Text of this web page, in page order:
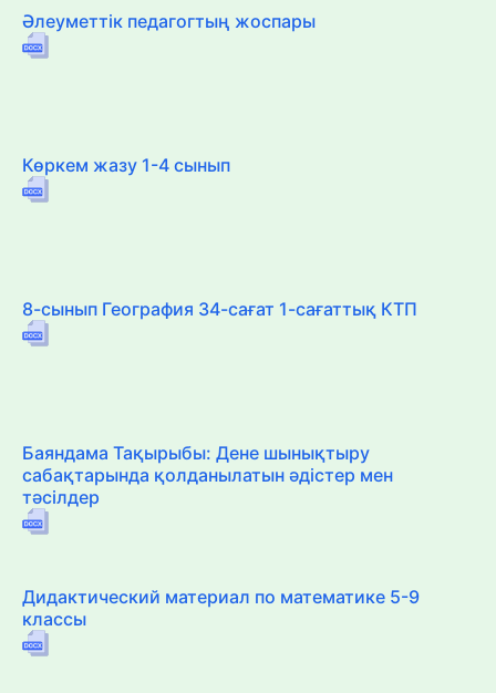
Әлеуметтік педагогтың жоспары
Көркем жазу 1-4 сынып
8-сынып География 34-сағат 1-сағаттық КТП
Баяндама Тақырыбы: Дене шынықтыру
сабақтарында қолданылатын әдістер мен
тәсілдер
Дидактический материал по математике 5-9
классы